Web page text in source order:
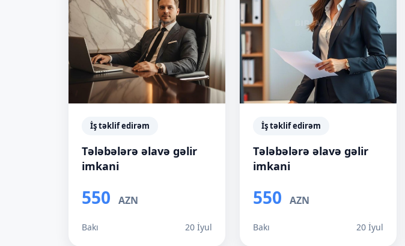
İş təklif edirəm
Tələbələrə əlavə gəlir
imkani
550 AZN
Bakı 20 İyul
İş təklif edirəm
Tələbələrə əlavə gəlir
imkani
550 AZN
Bakı 20 İyul